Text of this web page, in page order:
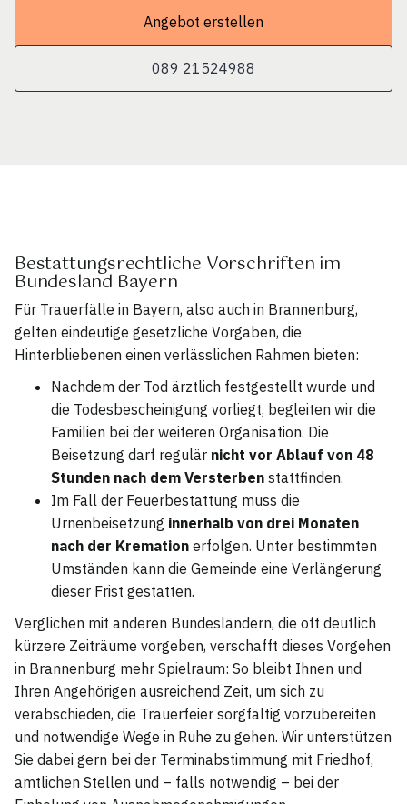
Angebot erstellen
089 21524988
Bestattungsrechtliche Vorschriften im
Bundesland Bayern
Für Trauerfälle in Bayern, also auch in Brannenburg,
gelten eindeutige gesetzliche Vorgaben, die
Hinterbliebenen einen verlässlichen Rahmen bieten:
Nachdem der Tod ärztlich festgestellt wurde und
die Todesbescheinigung vorliegt, begleiten wir die
Familien bei der weiteren Organisation. Die
Beisetzung darf regulär nicht vor Ablauf von 48
Stunden nach dem Versterben stattfinden.
Im Fall der Feuerbestattung muss die
Urnenbeisetzung innerhalb von drei Monaten
nach der Kremation erfolgen. Unter bestimmten
Umständen kann die Gemeinde eine Verlängerung
dieser Frist gestatten.
Verglichen mit anderen Bundesländern, die oft deutlich
kürzere Zeiträume vorgeben, verschafft dieses Vorgehen
in Brannenburg mehr Spielraum: So bleibt Ihnen und
Ihren Angehörigen ausreichend Zeit, um sich zu
verabschieden, die Trauerfeier sorgfältig vorzubereiten
und notwendige Wege in Ruhe zu gehen. Wir unterstützen
Sie dabei gern bei der Terminabstimmung mit Friedhof,
amtlichen Stellen und – falls notwendig – bei der